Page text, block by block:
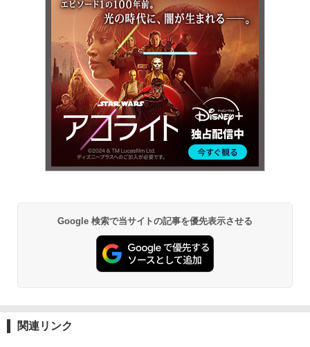
Google 検索で当サイトの記事を優先表示させる
関連リンク